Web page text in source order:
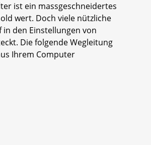
ist ein massgeschneidertes
wert. Doch viele nützliche
den Einstellungen von
Die folgende Wegleitung
Ihrem Computer